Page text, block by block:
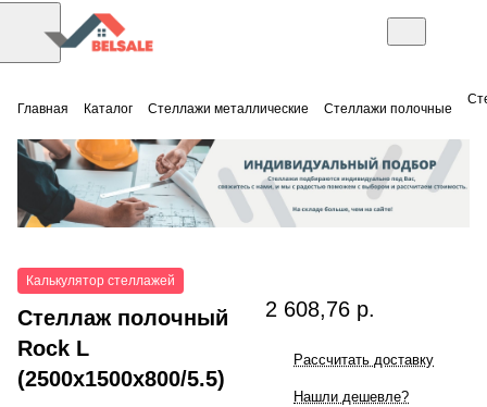
Главная Каталог Стеллажи металлические Стеллажи полочные
Калькулятор стеллажей
Стеллаж полочный
Rock L
(2500x1500x800/5.5)
2 608,76 р.
Рассчитать доставку
Нашли дешевле?